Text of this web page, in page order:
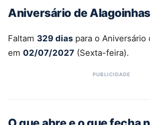
Aniversário de
Faltam 329 dias para o Aniversário
em 02/07/2027 (Sexta-feira).